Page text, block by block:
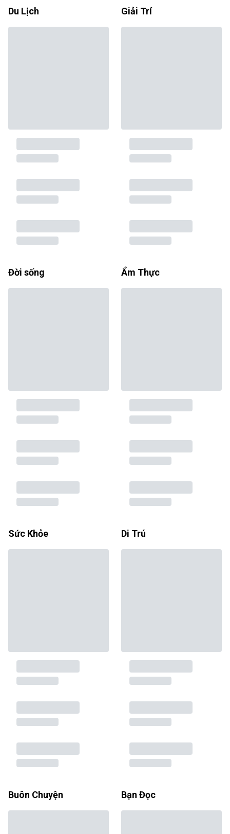
Du Lịch Giải Trí
Đời sống Ẩm Thực
Sức Khỏe Di Trú
Buôn Chuyện Bạn Đọc